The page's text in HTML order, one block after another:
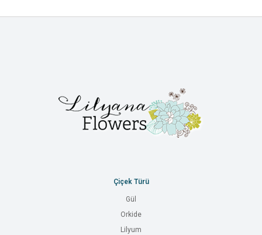
Çiçek Türü
Gül
Orkide
Lilyum